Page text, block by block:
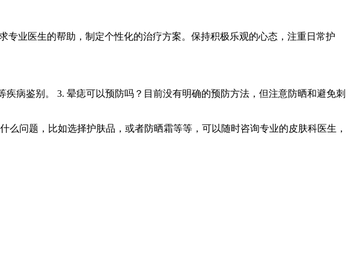
业医生的帮助，制定个性化的治疗方案。保持积极乐观的心态，注重日常护
病鉴别。 3. 晕痣可以预防吗？目前没有明确的预防方法，但注意防晒和避免刺
问题，比如选择护肤品，或者防晒霜等等，可以随时咨询专业的皮肤科医生，